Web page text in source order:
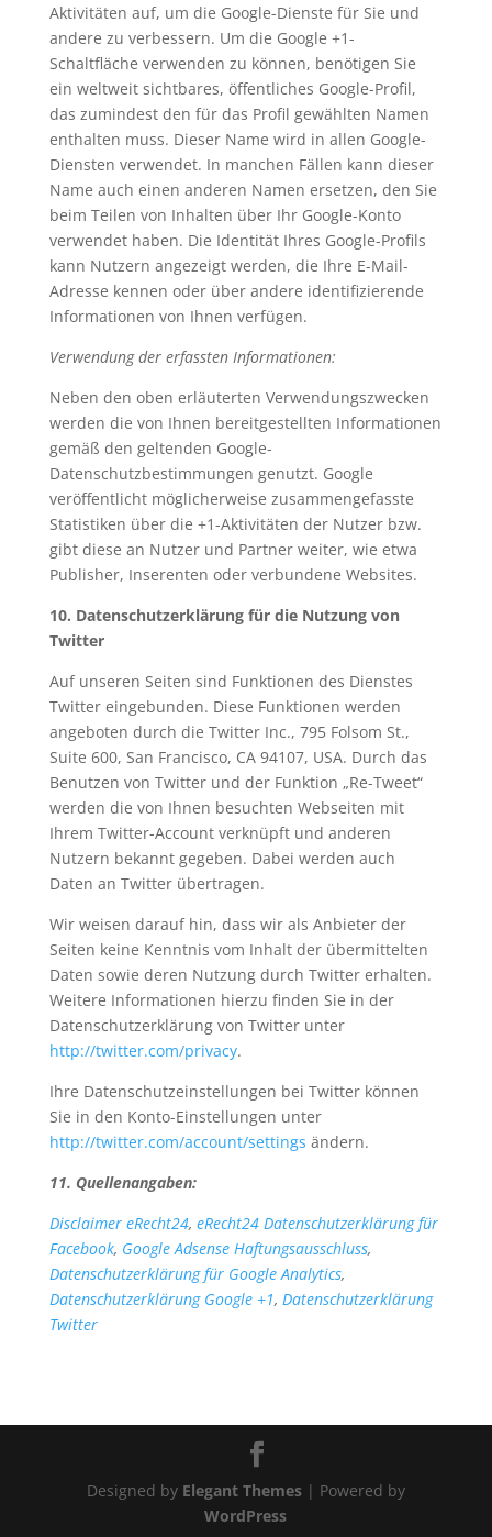
Aktivitäten auf, um die Google-Dienste für Sie und
andere zu verbessern. Um die Google +1-
Schaltfläche verwenden zu können, benötigen Sie
ein weltweit sichtbares, öffentliches Google-Profil,
das zumindest den für das Profil gewählten Namen
enthalten muss. Dieser Name wird in allen Google-
Diensten verwendet. In manchen Fällen kann dieser
Name auch einen anderen Namen ersetzen, den Sie
beim Teilen von Inhalten über Ihr Google-Konto
verwendet haben. Die Identität Ihres Google-Profils
kann Nutzern angezeigt werden, die Ihre E-Mail-
Adresse kennen oder über andere identifizierende
Informationen von Ihnen verfügen.
Verwendung der erfassten Informationen:
Neben den oben erläuterten Verwendungszwecken
werden die von Ihnen bereitgestellten Informationen
gemäß den geltenden Google-
Datenschutzbestimmungen genutzt. Google
veröffentlicht möglicherweise zusammengefasste
Statistiken über die +1-Aktivitäten der Nutzer bzw.
gibt diese an Nutzer und Partner weiter, wie etwa
Publisher, Inserenten oder verbundene Websites.
10. Datenschutzerklärung für die Nutzung von
Twitter
Auf unseren Seiten sind Funktionen des Dienstes
Twitter eingebunden. Diese Funktionen werden
angeboten durch die Twitter Inc., 795 Folsom St.,
Suite 600, San Francisco, CA 94107, USA. Durch das
Benutzen von Twitter und der Funktion „Re-Tweet“
werden die von Ihnen besuchten Webseiten mit
Ihrem Twitter-Account verknüpft und anderen
Nutzern bekannt gegeben. Dabei werden auch
Daten an Twitter übertragen.
Wir weisen darauf hin, dass wir als Anbieter der
Seiten keine Kenntnis vom Inhalt der übermittelten
Daten sowie deren Nutzung durch Twitter erhalten.
Weitere Informationen hierzu finden Sie in der
Datenschutzerklärung von Twitter unter
http://twitter.com/privacy.
Ihre Datenschutzeinstellungen bei Twitter können
Sie in den Konto-Einstellungen unter
http://twitter.com/account/settings ändern.
11. Quellenangaben:
Disclaimer eRecht24, eRecht24 Datenschutzerklärung für
Facebook, Google Adsense Haftungsausschluss,
Datenschutzerklärung für Google Analytics,
Datenschutzerklärung Google +1, Datenschutzerklärung
Twitter
Designed by Elegant Themes| Powered by
WordPress